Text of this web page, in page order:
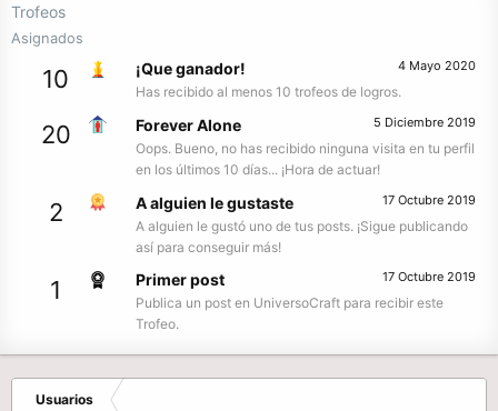
Trofeos
Asignados
10 4 Mayo 2020
¡Que ganador!
Has recibido al menos 10 trofeos de logros.
20 5 Diciembre 2019
Forever Alone
Oops. Bueno, no has recibido ninguna visita en tu perfil
en los últimos 10 días... ¡Hora de actuar!
2 17 Octubre 2019
A alguien le gustaste
A alguien le gustó uno de tus posts. ¡Sigue publicando
así para conseguir más!
1 17 Octubre 2019
Primer post
Publica un post en UniversoCraft para recibir este
Trofeo.
Usuarios